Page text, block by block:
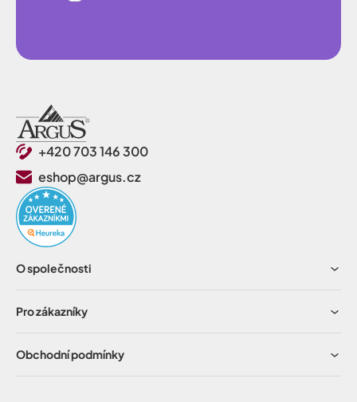
+420 703 146 300
eshop@argus.cz
O společnosti
Pro zákazníky
Obchodní podmínky